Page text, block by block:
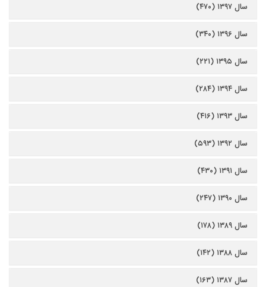
سال ۱۳۹۷ (۴۷۰)
سال ۱۳۹۶ (۳۴۰)
سال ۱۳۹۵ (۲۲۱)
سال ۱۳۹۴ (۲۸۴)
سال ۱۳۹۳ (۴۱۶)
سال ۱۳۹۲ (۵۹۳)
سال ۱۳۹۱ (۴۳۰)
سال ۱۳۹۰ (۲۴۷)
سال ۱۳۸۹ (۱۷۸)
سال ۱۳۸۸ (۱۴۲)
سال ۱۳۸۷ (۱۶۳)